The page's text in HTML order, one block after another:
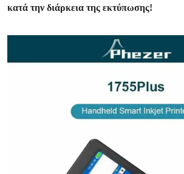
κατά την διάρκεια της εκτύπωσης!